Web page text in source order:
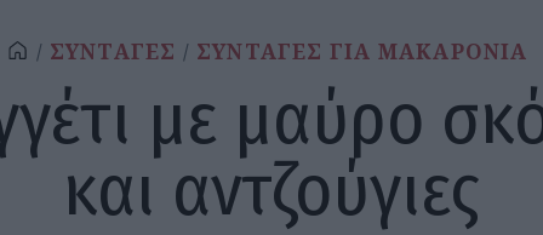
ΣΥΝΤΑΓΕΣ ΣΥΝΤΑΓΕΣ ΓΙΑ ΜΑΚΑΡΟΝΙΑ
με μαύρο
και αντζούγιες